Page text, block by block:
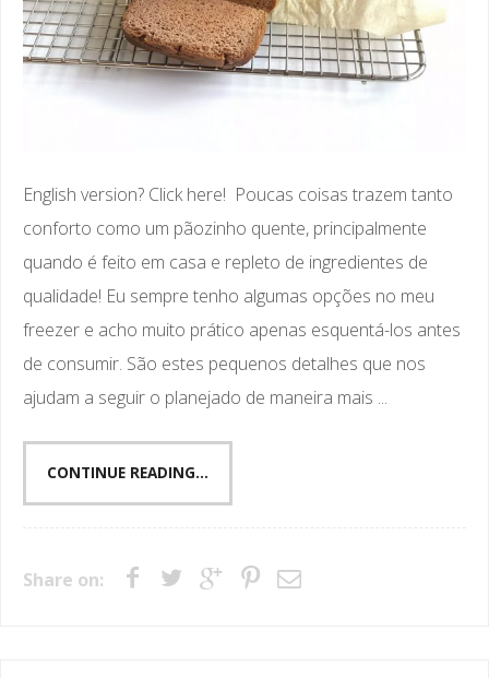
English version? Click here! Poucas coisas trazem tanto
conforto como um pãozinho quente, principalmente
quando é feito em casa e repleto de ingredientes de
qualidade! Eu sempre tenho algumas opções no meu
freezer e acho muito prático apenas esquentá-los antes
de consumir. São estes pequenos detalhes que nos
ajudam a seguir o planejado de maneira mais ...
CONTINUE READING...
Share on: